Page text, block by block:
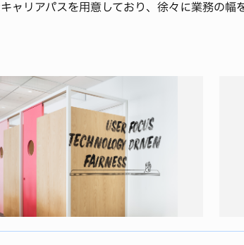
リアパスを用意しており、徐々に業務の幅